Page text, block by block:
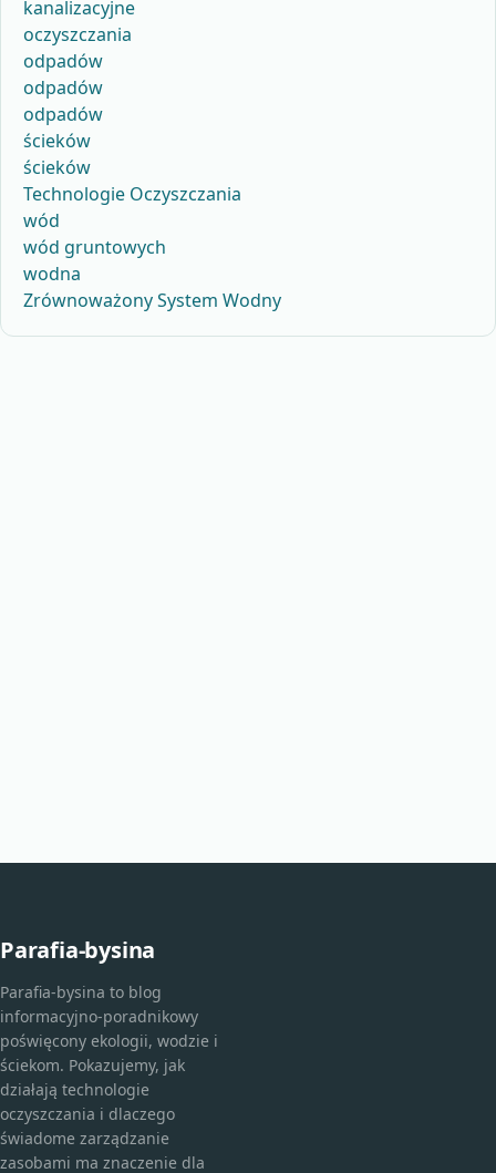
kanalizacyjne
oczyszczania
odpadów
odpadów
odpadów
ścieków
ścieków
Technologie Oczyszczania
wód
wód gruntowych
wodna
Zrównoważony System Wodny
Parafia-bysina
Parafia-bysina to blog
informacyjno-poradnikowy
poświęcony ekologii, wodzie i
ściekom. Pokazujemy, jak
działają technologie
oczyszczania i dlaczego
świadome zarządzanie
zasobami ma znaczenie dla